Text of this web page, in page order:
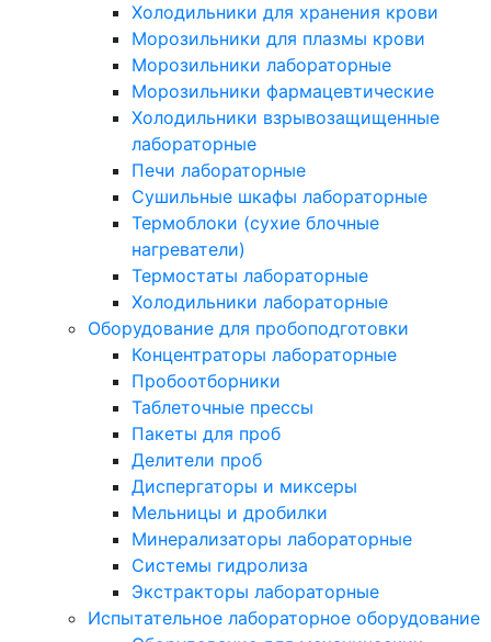
Холодильники для хранения крови
Морозильники для плазмы крови
Морозильники лабораторные
Морозильники фармацевтические
Холодильники взрывозащищенные
лабораторные
Печи лабораторные
Сушильные шкафы лабораторные
Термоблоки (сухие блочные
нагреватели)
Термостаты лабораторные
Холодильники лабораторные
Оборудование для пробоподготовки
Концентраторы лабораторные
Пробоотборники
Таблеточные прессы
Пакеты для проб
Делители проб
Диспергаторы и миксеры
Мельницы и дробилки
Минерализаторы лабораторные
Системы гидролиза
Экстракторы лабораторные
Испытательное лабораторное оборудование